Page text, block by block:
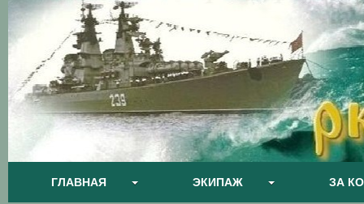
ГЛАВНАЯ ЭКИПАЖ ЗА